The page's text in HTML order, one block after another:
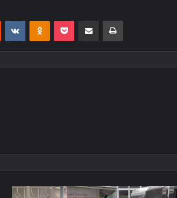
Reddit VKontakteOdnoklassniki
Pocket E-Posta ile paylaş Yazdır